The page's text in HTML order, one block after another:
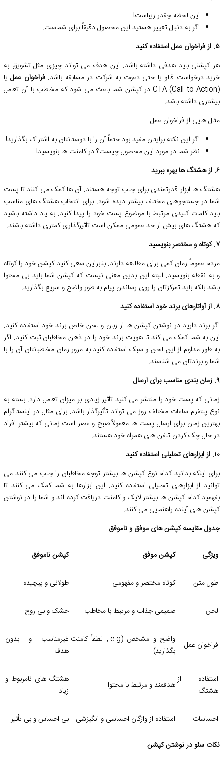
این لحظه چقدر زیباست!
اگر به دنبال تغییر هستید این محصول دقیقاً برای شماست.
۵. از فراخوان عمل استفاده کنید
هر کپشنی باید هدفی داشته باشد. این هدف می تواند چیزی مثل تشویق به
خرید درخواست فالو یا حتی دعوت به شرکت در مسابقه باشد.فراخوان عملیا
CTA (Call to Action) در کپشن شما باعث می شود که مخاطب با آن تعامل
بیشتری داشته باشد.
مثال هایی از فراخوان عمل :
اگر این نکته برایتان مفید بود حتماً آن را با دوستانتان به اشتراک بگذارید!
نظر شما در مورد این محصول چیست؟ در کامنت ها بنویسید!
۶. از هشتگ ها بهره ببرید
هشتگ ها ابزار قدرتمندی برای جلب توجه هستند. آن ها کمک می کنند تا پست
شما در جستجوهای مختلف بیشتر دیده شود. برای انتخاب هشتگ های مناسب
باید کلمات کلیدی مرتبط با موضوع پست خود را پیدا کنید. به یاد داشته باشید
که هشتگ های بیش از حد عمومی ممکن است تأثیرگذاری کمتری داشته باشند.
۷. کوتاه و مختصر بنویسید
مردم عموماً زمان کمی برای مطالعه دارند. بنابراین سعی کنید کپشن خود را کوتاه
و به نقطه بنویسید. البته این بدین معنی نیست که کپشن شما باید بی محتوا
باشد بلکه باید تمرکزتان را روی رساندن پیام به طور واضح و سریع بگذارید.
۸. از آواتارهای برند خود استفاده کنید
اگر برند دارید در نوشتن کپشن ها از زبان و لحن خاص برند خود استفاده کنید.
این به شما کمک می کند تا هویت برند خود را در ذهن مخاطبان ثبت کنید. اگر
به طور مداوم از این لحن و سبک استفاده کنید به مرور زمان مخاطبانتان آن را با
شما و برندتان می شناسند.
۹. زمان بندی مناسب برای ارسال
زمانی که پست خود را منتشر می کنید تأثیر زیادی بر میزان تعامل دارد. بسته به
نوع پلتفرم ساعات مختلف روز می تواند تأثیرگذار باشد. برای مثال در اینستاگرام
بهترین زمان برای ارسال پست ها معمولاً صبح و عصر است زمانی که بیشتر افراد
در حال چک کردن تلفن های همراه خود هستند.
۱۰. از ابزارهای تحلیلی استفاده کنید
برای اینکه بدانید کدام نوع کپشن ها بیشتر توجه مخاطبان را جلب می کنند می
توانید از ابزارهای تحلیلی استفاده کنید. این ابزارها به شما کمک می کنند تا
بفهمید کدام کپشن ها بیشتر لایک و کامنت دریافت کرده اند و شما را در نوشتن
کپشن های آینده راهنمایی می کنند.
جدول مقایسه کپشن های موفق و ناموفق
ویژگی کپشن موفق کپشن ناموفق
طول متن کوتاه مختصر و مفهومی طولانی و پیچیده
لحن صمیمی جذاب و مرتبط با مخاطب خشک و بی روح
فراخوان عمل
واضح و مشخص (e.g., لطفاً کامنت
بگذارید)
غیرمناسب و بدون
هدف
استفاده از
هشتگ
هدفمند و مرتبط با محتوا
هشتگ های نامربوط و
زیاد
احساسات استفاده از واژگان احساسی و انگیزشی بی احساس و بی تأثیر
نکات سئو در نوشتن کپشن